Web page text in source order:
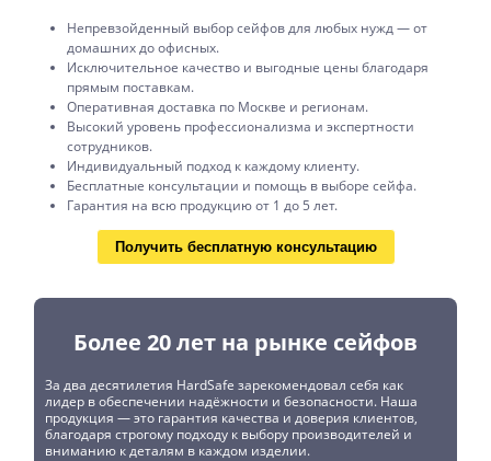
Непревзойденный выбор сейфов для любых нужд — от
домашних до офисных.
Исключительное качество и выгодные цены благодаря
прямым поставкам.
Оперативная доставка по Москве и регионам.
Высокий уровень профессионализма и экспертности
сотрудников.
Индивидуальный подход к каждому клиенту.
Бесплатные консультации и помощь в выборе сейфа.
Гарантия на всю продукцию от 1 до 5 лет.
Получить бесплатную консультацию
Более 20 лет на рынке сейфов
За два десятилетия HardSafe зарекомендовал себя как
лидер в обеспечении надёжности и безопасности. Наша
продукция — это гарантия качества и доверия клиентов,
благодаря строгому подходу к выбору производителей и
вниманию к деталям в каждом изделии.